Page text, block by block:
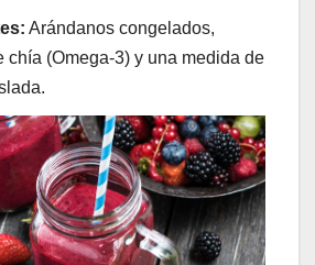
Arándanos congelados,
chía (Omega-3) y una medida de